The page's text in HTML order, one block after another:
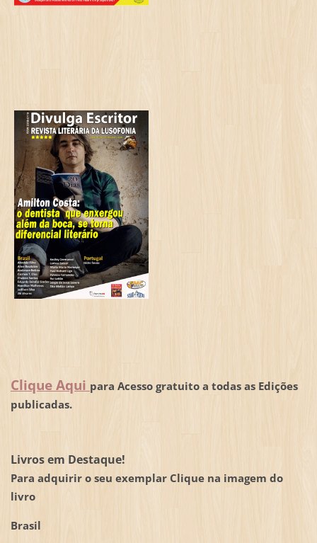
Clique Aqui para Acesso gratuito a todas as Edições
publicadas.
Livros em Destaque!
Para adquirir o seu exemplar Clique na imagem do
livro
Brasil